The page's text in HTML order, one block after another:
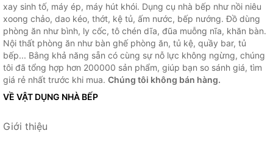
xay sinh tố, máy ép, máy hút khói. Dụng cụ nhà bếp như nồi niêu
xoong chảo, dao kéo, thớt, kệ tủ, ấm nước, bếp nướng. Đồ dùng
phòng ăn như bình, ly cốc, tô chén dĩa, đũa muỗng nĩa, khăn bàn.
Nội thất phòng ăn như bàn ghế phòng ăn, tủ kệ, quầy bar, tủ
bếp... Bằng khả năng sẵn có cùng sự nỗ lực không ngừng, chúng
tôi đã tổng hợp hơn 200000 sản phẩm, giúp bạn so sánh giá, tìm
giá rẻ nhất trước khi mua. Chúng tôi không bán hàng.
VỀ VẬT DỤNG NHÀ BẾP
Giới thiệu